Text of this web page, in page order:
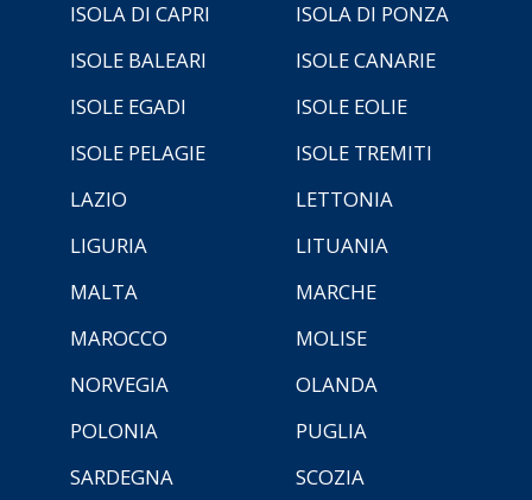
ISOLA DI CAPRI
ISOLA DI PONZA
ISOLE BALEARI
ISOLE CANARIE
ISOLE EGADI
ISOLE EOLIE
ISOLE PELAGIE
ISOLE TREMITI
LAZIO
LETTONIA
LIGURIA
LITUANIA
MALTA
MARCHE
MAROCCO
MOLISE
NORVEGIA
OLANDA
POLONIA
PUGLIA
SARDEGNA
SCOZIA